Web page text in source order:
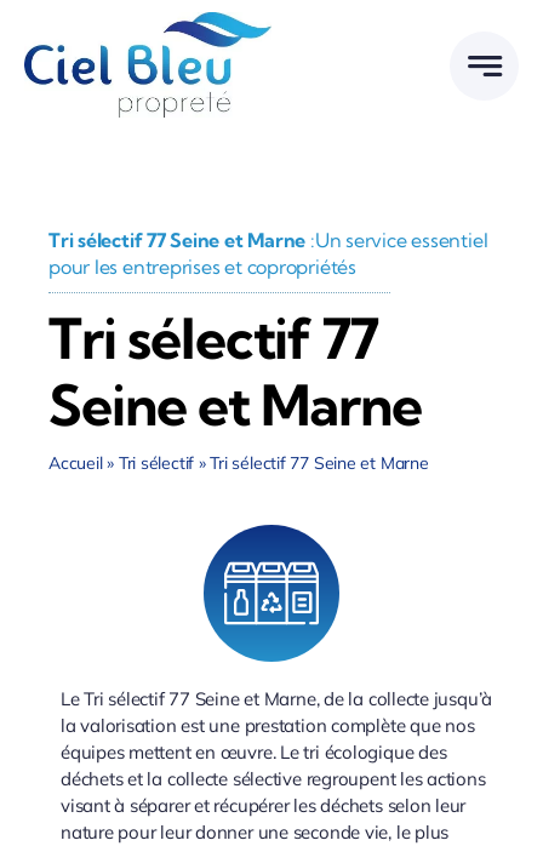
contenu
Tri sélectif 77 Seine et Marne :Un service essentiel
pour les entreprises et copropriétés
Tri sélectif 77
Seine et Marne
Accueil» Tri sélectif »Tri sélectif 77 Seine et Marne
Le Tri sélectif 77 Seine et Marne, de la collecte jusqu’à
la valorisation est une prestation complète que nos
équipes mettent en œuvre. Le tri écologique des
déchets et la collecte sélective regroupent les actions
visant à séparer et récupérer les déchets selon leur
nature pour leur donner une seconde vie, le plus